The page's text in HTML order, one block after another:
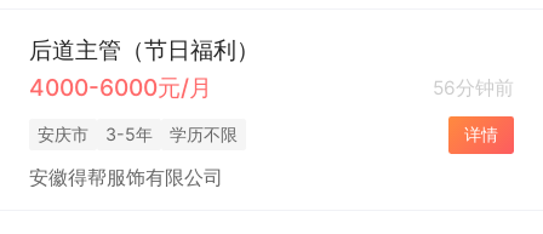
后道主管（节日福利）
4000-6000元/月
56分钟前
安庆市 3-5年 学历不限 详情
安徽得帮服饰有限公司